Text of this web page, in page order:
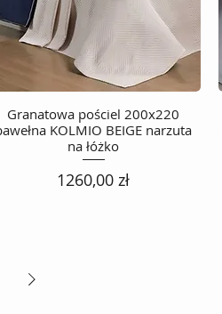
Podgląd
Granatowa pościel 200x220
KOLMIO BEIGE narzuta
na łóżko
Cena
1260,00 zł